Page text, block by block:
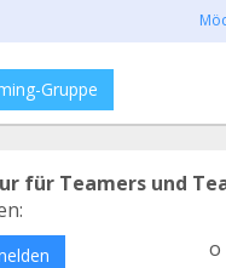
Gruppe
für Teamers und
o